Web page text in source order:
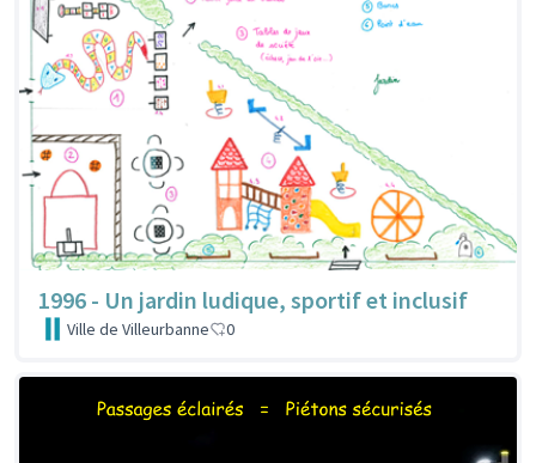
1996 - Un jardin ludique, sportif et inclusif
Ville de Villeurbanne 0